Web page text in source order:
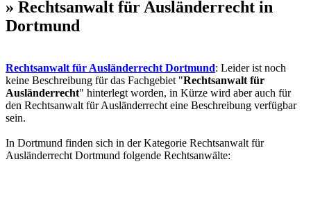
» Rechtsanwalt für Ausländerrecht in
Dortmund
Rechtsanwalt für Ausländerrecht Dortmund: Leider ist noch
keine Beschreibung für das Fachgebiet "Rechtsanwalt für
Ausländerrecht" hinterlegt worden, in Kürze wird aber auch für
den Rechtsanwalt für Ausländerrecht eine Beschreibung verfügbar
sein.
In Dortmund finden sich in der Kategorie Rechtsanwalt für
Ausländerrecht Dortmund folgende Rechtsanwälte: